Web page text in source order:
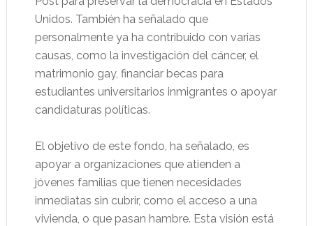
Unidos. También ha señalado que
personalmente ya ha contribuido con varias
causas, como la investigación del cáncer, el
matrimonio gay, financiar becas para
estudiantes universitarios inmigrantes o apoyar
candidaturas políticas.
El objetivo de este fondo, ha señalado, es
apoyar a organizaciones que atienden a
jóvenes familias que tienen necesidades
inmediatas sin cubrir, como el acceso a una
vivienda, o que pasan hambre. Esta visión está